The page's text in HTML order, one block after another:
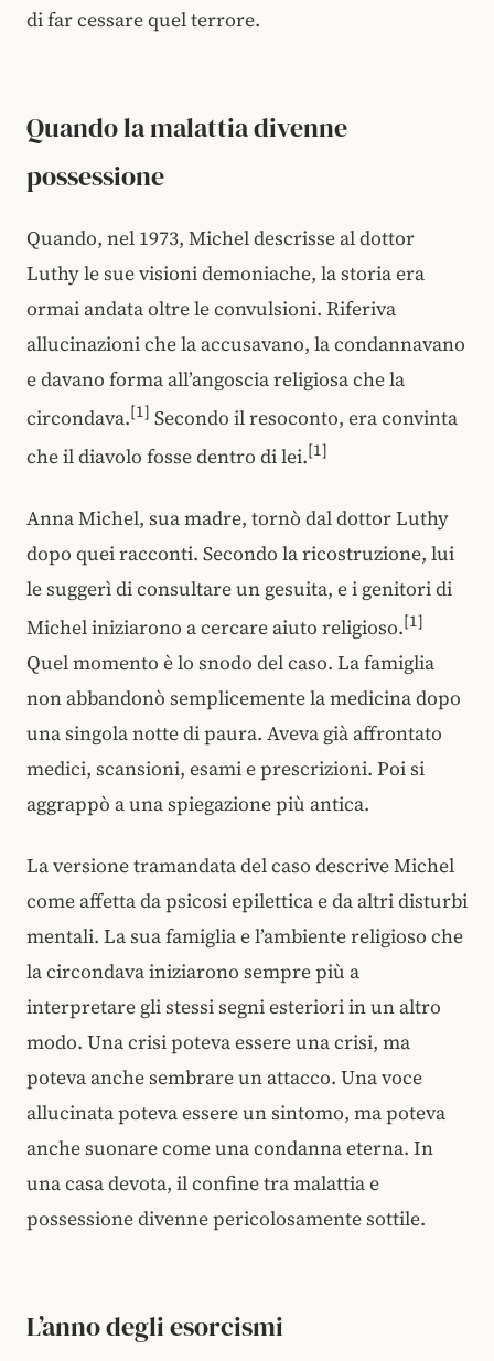
di far cessare quel terrore.
Quando la malattia divenne
possessione
Quando, nel 1973, Michel descrisse al dottor
Luthy le sue visioni demoniache, la storia era
ormai andata oltre le convulsioni. Riferiva
allucinazioni che la accusavano, la condannavano
e davano forma all’angoscia religiosa che la
circondava.[1] Secondo il resoconto, era convinta
che il diavolo fosse dentro di lei.[1]
Anna Michel, sua madre, tornò dal dottor Luthy
dopo quei racconti. Secondo la ricostruzione, lui
le suggerì di consultare un gesuita, e i genitori di
Michel iniziarono a cercare aiuto religioso.[1]
Quel momento è lo snodo del caso. La famiglia
non abbandonò semplicemente la medicina dopo
una singola notte di paura. Aveva già affrontato
medici, scansioni, esami e prescrizioni. Poi si
aggrappò a una spiegazione più antica.
La versione tramandata del caso descrive Michel
come affetta da psicosi epilettica e da altri disturbi
mentali. La sua famiglia e l’ambiente religioso che
la circondava iniziarono sempre più a
interpretare gli stessi segni esteriori in un altro
modo. Una crisi poteva essere una crisi, ma
poteva anche sembrare un attacco. Una voce
allucinata poteva essere un sintomo, ma poteva
anche suonare come una condanna eterna. In
una casa devota, il confine tra malattia e
possessione divenne pericolosamente sottile.
L’anno degli esorcismi